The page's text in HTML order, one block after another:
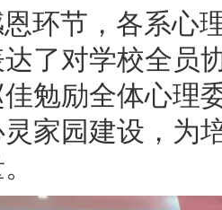
环节，各系心
了对学校全员
勉励全体心理
家园建设，为